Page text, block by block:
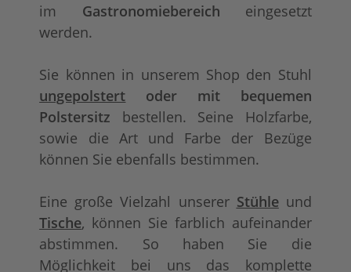
im Gastronomiebereich eingesetzt
werden.
Sie können in unserem Shop den Stuhl
ungepolstert oder mit bequemen
Polstersitz bestellen. Seine Holzfarbe,
sowie die Art und Farbe der Bezüge
können Sie ebenfalls bestimmen.
Eine große Vielzahl unserer Stühleund
Tische, können Sie farblich aufeinander
abstimmen. So haben Sie die
Möglichkeit bei uns das komplette